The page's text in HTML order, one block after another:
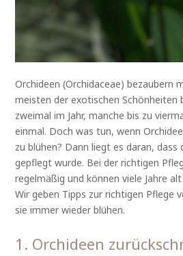
Orchideen (Orchidaceae) bezaubern
meisten der exotischen Schönheiten
zweimal im Jahr, manche bis zu
einmal. Doch was tun, wenn
zu blühen? Dann liegt es daran, dass
gepflegt wurde. Bei der richtigen
regelmäßig und können viele Jahre
Wir geben Tipps zur richtigen Pflege
sie immer wieder blühen.
1. Orchideen